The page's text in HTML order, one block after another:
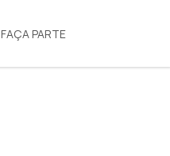
FAÇA PARTE